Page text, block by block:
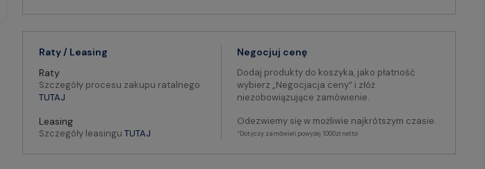
Raty / Leasing
Raty
Szczegóły procesu zakupu ratalnego
TUTAJ
Leasing
Szczegóły leasinguTUTAJ
Negocjuj cenę
Dodaj produkty do koszyka, jako płatność
wybierz „Negocjacja ceny” i złóż
niezobowiązujące zamówienie.
Odezwiemy się w możliwie najkrótszym czasie.
*Dotyczy zamówień powyżej 1000zł netto